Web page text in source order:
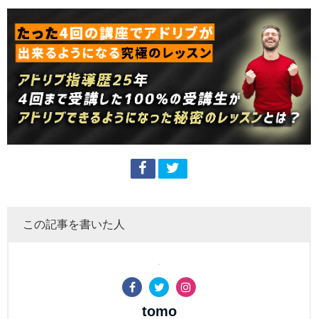
この記事を書いた人
tomo